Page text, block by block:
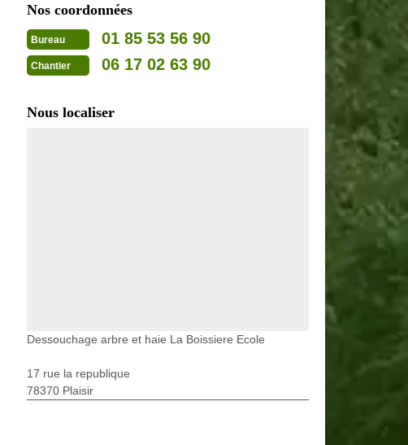
Nos coordonnées
Bureau 01 85 53 56 90
Chantier 06 17 02 63 90
Nous localiser
Dessouchage arbre et haie La Boissiere Ecole
17 rue la republique
78370 Plaisir